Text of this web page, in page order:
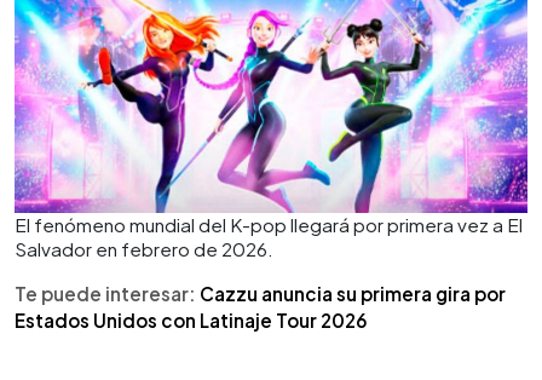
El fenómeno mundial del K-pop llegará por primera vez a El
Salvador en febrero de 2026.
Te puede interesar: Cazzu anuncia su primera gira por
Estados Unidos con Latinaje Tour 2026